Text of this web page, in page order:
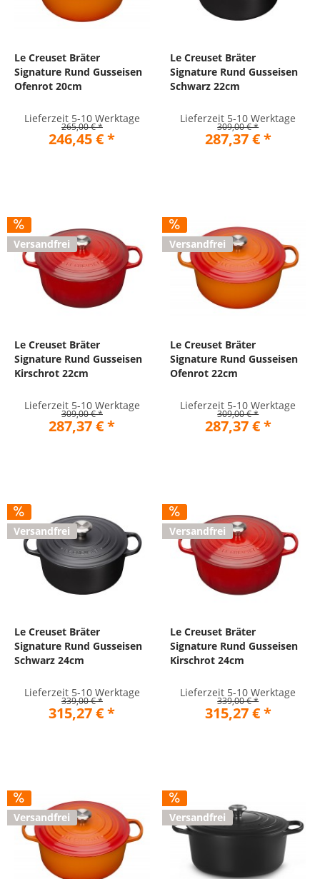
Le Creuset Bräter
Signature Rund Gusseisen
Ofenrot 20cm
Lieferzeit 5-10 Werktage
265,00 € *
246,45 € *
Le Creuset Bräter
Signature Rund Gusseisen
Schwarz 22cm
Lieferzeit 5-10 Werktage
309,00 € *
287,37 € *
Versandfrei
Le Creuset Bräter
Signature Rund Gusseisen
Kirschrot 22cm
Lieferzeit 5-10 Werktage
309,00 € *
287,37 € *
Versandfrei
Le Creuset Bräter
Signature Rund Gusseisen
Ofenrot 22cm
Lieferzeit 5-10 Werktage
309,00 € *
287,37 € *
Versandfrei
Le Creuset Bräter
Signature Rund Gusseisen
Schwarz 24cm
Lieferzeit 5-10 Werktage
339,00 € *
315,27 € *
Versandfrei
Le Creuset Bräter
Signature Rund Gusseisen
Kirschrot 24cm
Lieferzeit 5-10 Werktage
339,00 € *
315,27 € *
Versandfrei Versandfrei